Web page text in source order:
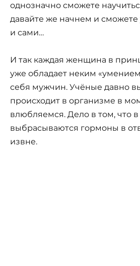
однозначно сможете
давайте же начнем и сможете
и сами…
И так каждая женщина в
уже обладает неким
себя мужчин. Учёные давно
происходит в организме в
влюбляемся. Дело в том, что в
выбрасываются гормоны в
извне.